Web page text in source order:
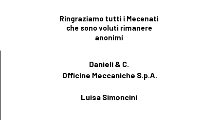
Ringraziamo tutti i Mecenati
che sono voluti rimanere
anonimi
Danieli & C.
Officine Meccaniche S.p.A.
Luisa Simoncini